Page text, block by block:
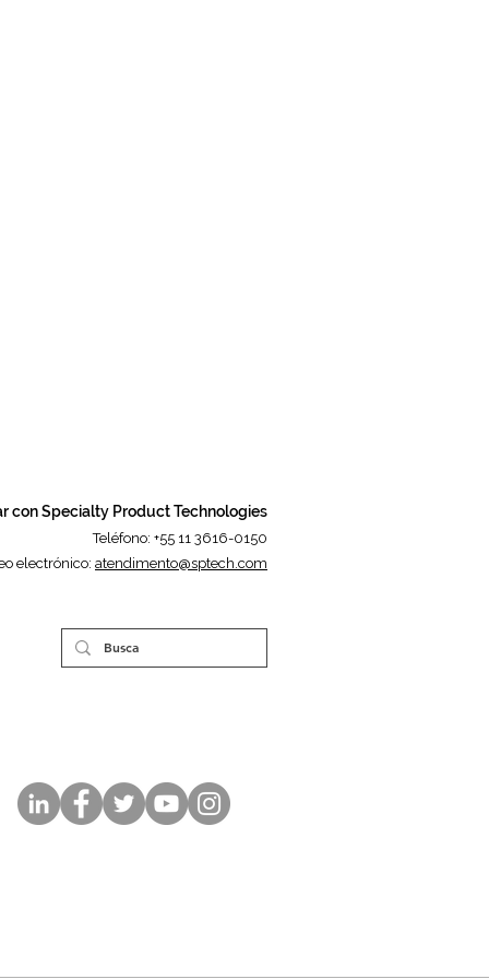
con Specialty Product Technologies
Teléfono: +55 11 3616-0150
electrónico: atendimento@sptech.com